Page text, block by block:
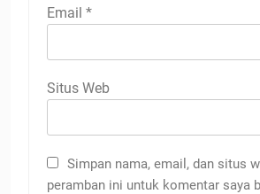
Email *
Situs Web
Simpan nama, email, dan situs
peramban ini untuk komentar saya